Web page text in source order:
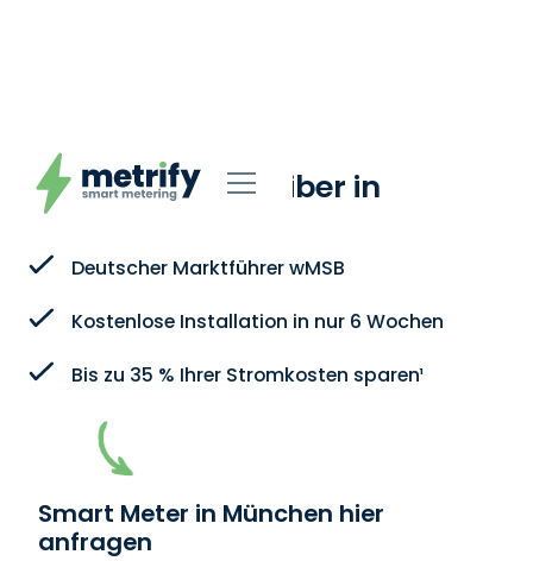
metrify: Ihr
Messstellenbetreiber in
München
Deutscher Marktführer wMSB
Kostenlose Installation in nur 6 Wochen
Bis zu 35 % Ihrer Stromkosten sparen¹
Smart Meter in München hier
anfragen